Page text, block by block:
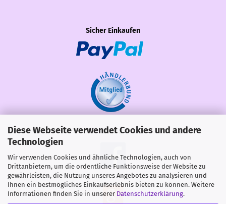
Diese Webseite verwendet Cookies und andere
Technologien
Wir verwenden Cookies und ähnliche Technologien, auch von
Drittanbietern, um die ordentliche Funktionsweise der Website zu
gewährleisten, die Nutzung unseres Angebotes zu analysieren und
Ihnen ein bestmögliches Einkaufserlebnis bieten zu können. Weitere
Informationen finden Sie in unserer Datenschutzerklärung.
Sicher Einkaufen
Share